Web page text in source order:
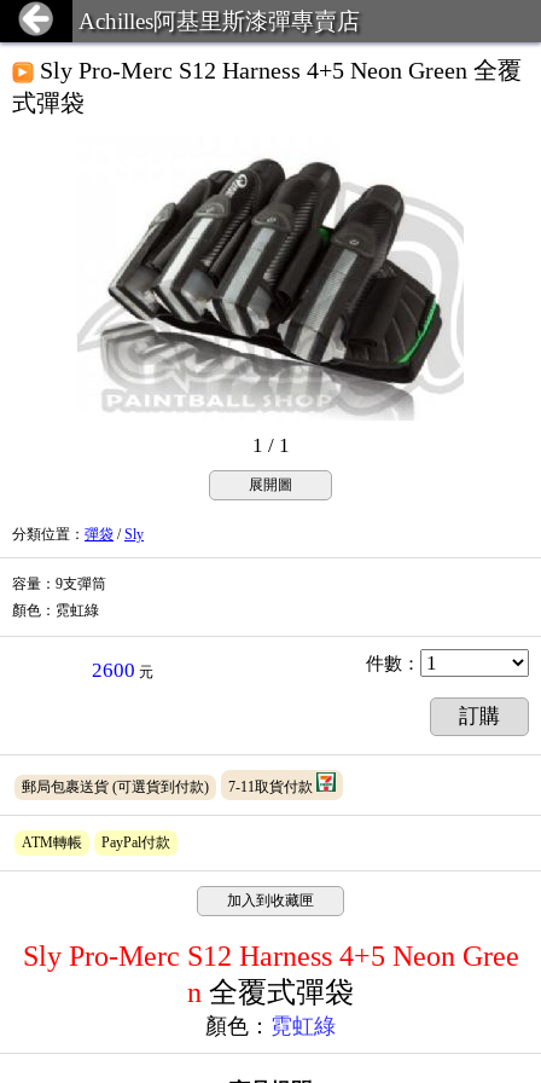
Achilles阿基里斯漆彈專賣店
Sly Pro-Merc S12 Harness 4+5 Neon Green 全覆
式彈袋
1 / 1
展開圖
分類位置 ： 彈袋 /Sly
容量：9支彈筒
顏色：霓虹綠
2600 元 件數 ：
訂購
郵局包裹送貨 (可選貨到付款) 7-11取貨付款
ATM轉帳 PayPal付款
加入到收藏匣
Sly Pro-Merc S12 Harness 4+5 Neon Gree
n 全覆式彈袋
顏色： 霓虹綠